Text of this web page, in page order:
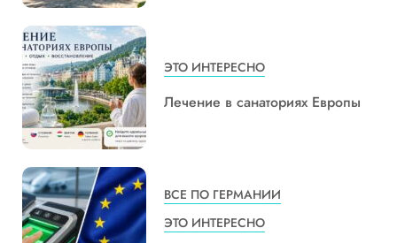
ЭТО ИНТЕРЕСНО
Лечение в санаториях Европы
ВСЕ ПО ГЕРМАНИИ
ЭТО ИНТЕРЕСНО